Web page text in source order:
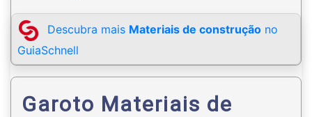
Descubra mais Materiais de construção no
GuiaSchnell
Garoto Materiais de